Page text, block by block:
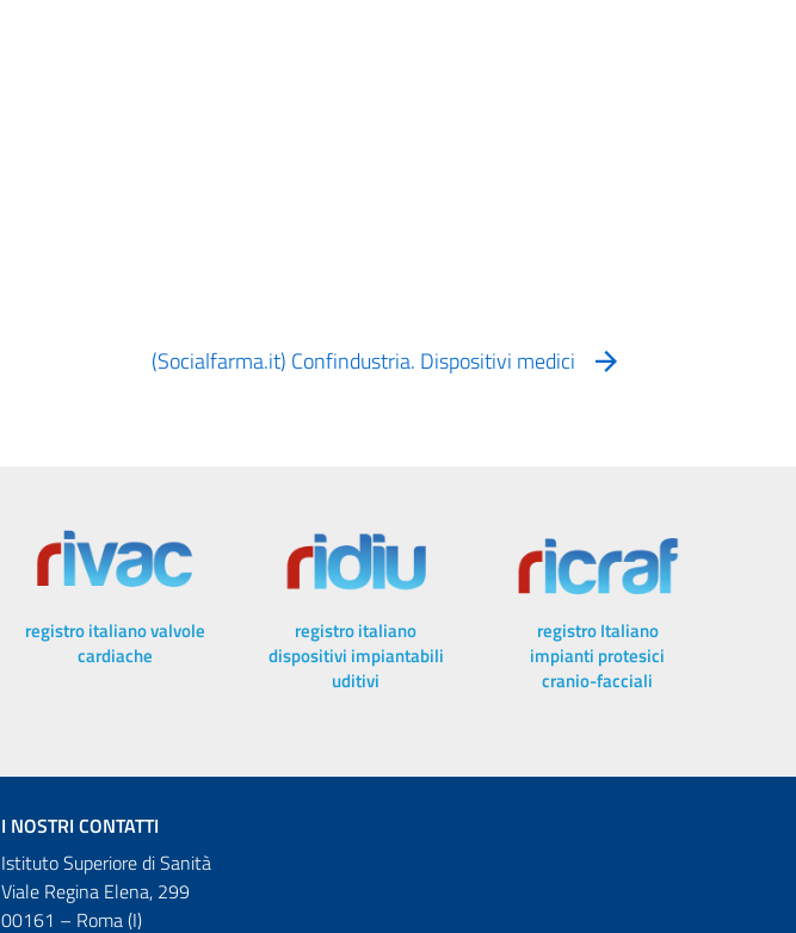
(Socialfarma.it) Confindustria. Dispositivi medici
registro italiano valvole
cardiache
registro italiano
dispositivi impiantabili
uditivi
registro Italiano
impianti protesici
cranio-facciali
I NOSTRI CONTATTI
Istituto Superiore di Sanità
Viale Regina Elena, 299
00161 – Roma (I)